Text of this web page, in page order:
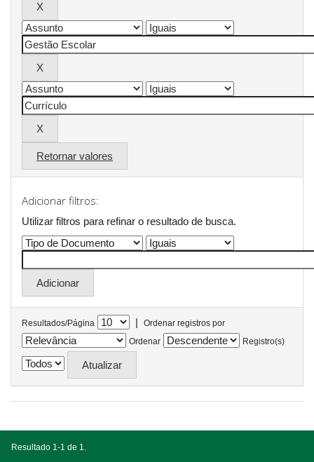
Retornar valores
Adicionar filtros:
Utilizar filtros para refinar o resultado de busca.
Resultados/Página |
Ordenar registros por
Ordenar
Registro(s)
Resultado 1-1 de 1.